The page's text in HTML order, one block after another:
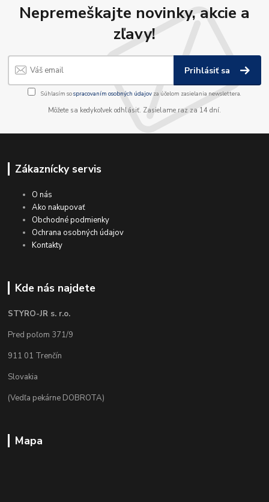
Nepremeškajte novinky, akcie a
zľavy!
Prihlásiť sa
Súhlasím sospracovaním osobných údajov za účelom zasielania newslettera.
Môžete sa kedykoľvek odhlásiť. Zasielame raz za 14 dní.
Zákaznícky servis
O nás
Ako nakupovať
Obchodné podmienky
Ochrana osobných údajov
Kontakty
Kde nás najdete
STYRO-JR s. r.o.
Pred poľom 371/9
911 01 Trenčín
Slovakia
(Vedľa pekárne DOBROTA)
Mapa